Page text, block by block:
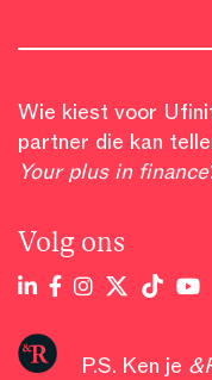
Wie kiest voor
partner die kan
Your plus in
Volg ons
P.S. Ken je